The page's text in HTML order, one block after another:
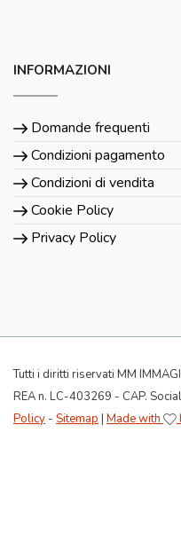
INFORMAZIONI
Domande frequenti
Condizioni pagamento
Condizioni di vendita
Cookie Policy
Privacy Policy
Tutti i diritti riservati MM
REA n. LC-403269 - CAP.
Policy - Sitemap | Made with